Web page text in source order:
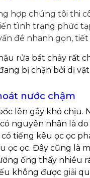
hợp chúng tôi thi
tình trạng phức
đề nhanh gọn,
rửa bát chảy rất
bị chặn bởi dị
nước chậm
lên gây khó chịu.
nguyên nhân là
có tiếng kêu ọc ọc
ọc ọc. Đây cũng là
ống thấy nhiều
không được giải